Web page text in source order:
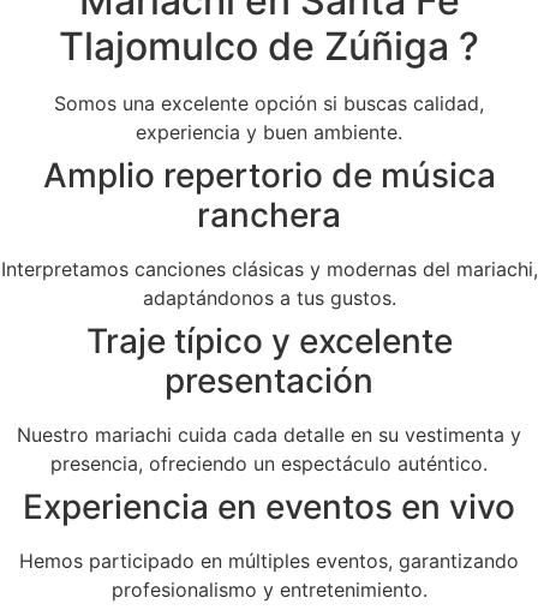
Tlajomulco de Zúñiga ?
Somos una excelente opción si buscas calidad,
experiencia y buen ambiente.
Amplio repertorio de música
ranchera
Interpretamos canciones clásicas y modernas del mariachi,
adaptándonos a tus gustos.
Traje típico y excelente
presentación
Nuestro mariachi cuida cada detalle en su vestimenta y
presencia, ofreciendo un espectáculo auténtico.
Experiencia en eventos en vivo
Hemos participado en múltiples eventos, garantizando
profesionalismo y entretenimiento.